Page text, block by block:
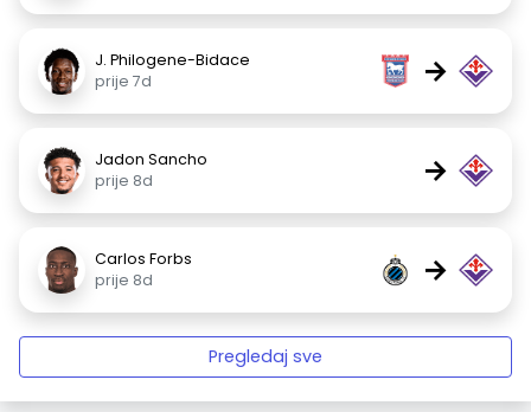
J. Philogene-Bidace
prije 7d
→
Jadon Sancho
prije 8d
→
Carlos Forbs
prije 8d
→
Pregledaj sve